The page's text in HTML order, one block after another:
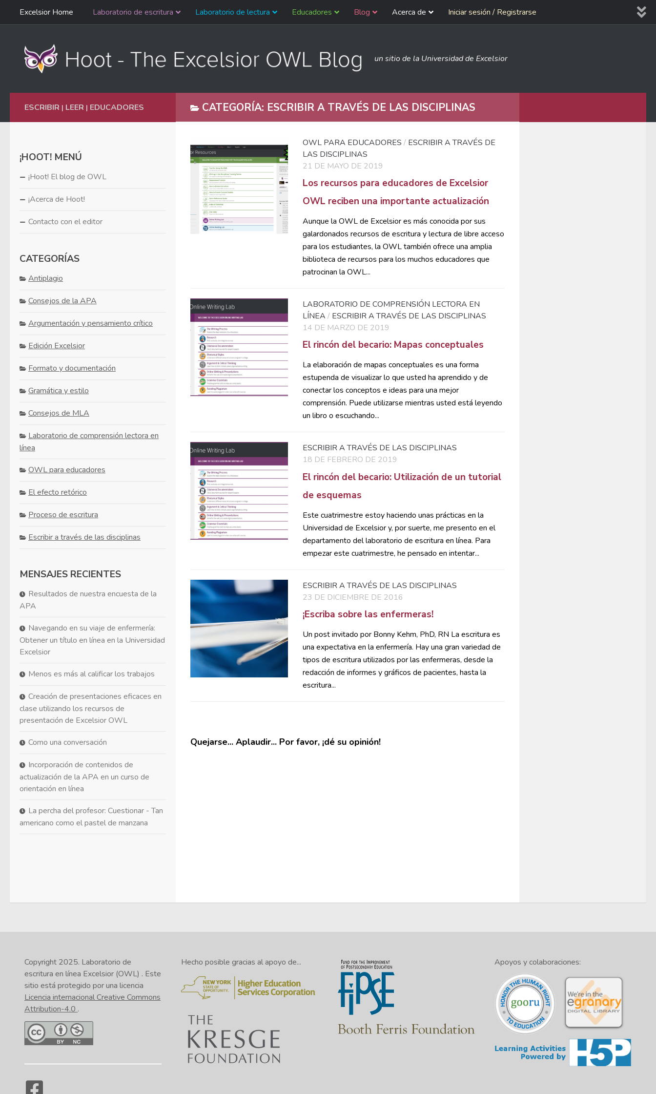
Ir al contenido
navegación
Excelsior Home Laboratorio de escritura Laboratorio de lectura Educadores Blog Acerca de Iniciar sesión / Registrarse
un sitio de la Universidad de Excelsior
CATEGORÍA: ESCRIBIR A TRAVÉS DE LAS DISCIPLINAS
OWL PARA EDUCADORES / ESCRIBIR A TRAVÉS DE
LAS DISCIPLINAS
21 DE MAYO DE 2019
Los recursos para educadores de Excelsior
OWL reciben una importante actualización
Aunque la OWL de Excelsior es más conocida por sus
galardonados recursos de escritura y lectura de libre acceso
para los estudiantes, la OWL también ofrece una amplia
biblioteca de recursos para los muchos educadores que
patrocinan la OWL...
LABORATORIO DE COMPRENSIÓN LECTORA EN
LÍNEA / ESCRIBIR A TRAVÉS DE LAS DISCIPLINAS
14 DE MARZO DE 2019
El rincón del becario: Mapas conceptuales
La elaboración de mapas conceptuales es una forma
estupenda de visualizar lo que usted ha aprendido y de
conectar los conceptos e ideas para una mejor
comprensión. Puede utilizarse mientras usted está leyendo
un libro o escuchando...
ESCRIBIR A TRAVÉS DE LAS DISCIPLINAS
18 DE FEBRERO DE 2019
El rincón del becario: Utilización de un tutorial
de esquemas
Este cuatrimestre estoy haciendo unas prácticas en la
Universidad de Excelsior y, por suerte, me presento en el
departamento del laboratorio de escritura en línea. Para
empezar este cuatrimestre, he pensado en intentar...
ESCRIBIR A TRAVÉS DE LAS DISCIPLINAS
23 DE DICIEMBRE DE 2016
¡Escriba sobre las enfermeras!
Un post invitado por Bonny Kehm, PhD, RN La escritura es
una expectativa en la enfermería. Hay una gran variedad de
tipos de escritura utilizados por las enfermeras, desde la
redacción de informes y gráficos de pacientes, hasta la
escritura...
Quejarse... Aplaudir... Por favor, ¡dé su opinión!
ESCRIBIR | LEER | EDUCADORES
¡HOOT! MENÚ
¡Hoot! El blog de OWL
¡Acerca de Hoot!
Contacto con el editor
CATEGORÍAS
Antiplagio
Consejos de la APA
Argumentación y pensamiento crítico
Edición Excelsior
Formato y documentación
Gramática y estilo
Consejos de MLA
Laboratorio de comprensión lectora en
línea
OWL para educadores
El efecto retórico
Proceso de escritura
Escribir a través de las disciplinas
MENSAJES RECIENTES
Resultados de nuestra encuesta de la
APA
Navegando en su viaje de enfermería:
Obtener un título en línea en la Universidad
Excelsior
Menos es más al calificar los trabajos
Creación de presentaciones eficaces en
clase utilizando los recursos de
presentación de Excelsior OWL
Como una conversación
Incorporación de contenidos de
actualización de la APA en un curso de
orientación en línea
La percha del profesor: Cuestionar - Tan
americano como el pastel de manzana
Copyright 2025. Laboratorio de
escritura en línea Excelsior (OWL) . Este
sitio está protegido por una licencia
Licencia internacional Creative Commons
Attribution-4.0 .
Hecho posible gracias al apoyo de... Apoyos y colaboraciones: